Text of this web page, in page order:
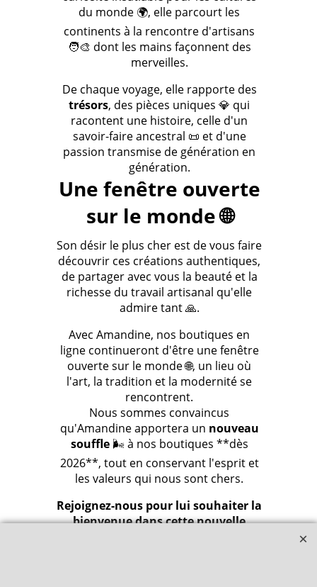
du monde 🌍, elle parcourt les
continents à la rencontre d'artisans
🧑‍🎨 dont les mains façonnent des
merveilles.
De chaque voyage, elle rapporte des
trésors, des pièces uniques 💎 qui
racontent une histoire, celle d'un
savoir-faire ancestral 📜 et d'une
passion transmise de génération en
génération.
Une fenêtre ouverte
sur le monde 🌐
Son désir le plus cher est de vous faire
découvrir ces créations authentiques,
de partager avec vous la beauté et la
richesse du travail artisanal qu'elle
admire tant 🙏.
Avec Amandine, nos boutiques en
ligne continueront d'être une fenêtre
ouverte sur le monde 🌐, un lieu où
l'art, la tradition et la modernité se
rencontrent.
Nous sommes convaincus
qu'Amandine apportera un nouveau
souffle🌬️ à nos boutiques **dès
2026**, tout en conservant l'esprit et
les valeurs qui nous sont chers.
Rejoignez-nous pour lui souhaiter la
bienvenue dans cette nouvelle